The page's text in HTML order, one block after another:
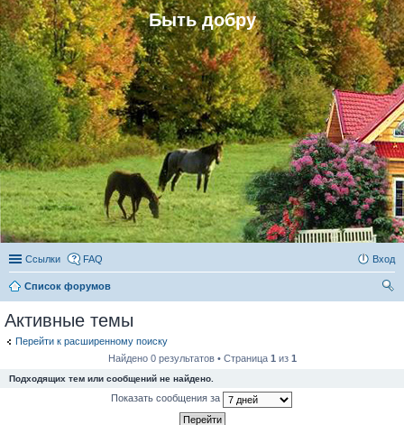
Быть добру
Ссылки FAQ Вход
Список форумов
Активные темы
Перейти к расширенному поиску
Найдено 0 результатов • Страница 1 из 1
Подходящих тем или сообщений не найдено.
Показать сообщения за